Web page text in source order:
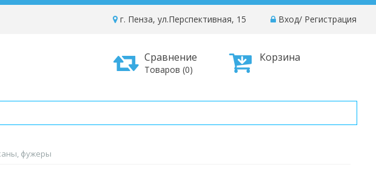
Вход/ Регистрация
г. Пенза, ул.Перспективная, 15
Корзина
Сравнение
Товаров (0)
фужеры